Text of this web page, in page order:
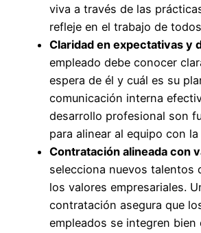
viva a través de las
refleje en el trabajo de
Claridad en expectativas y
empleado debe conocer
espera de él y cuál es su
comunicación interna
desarrollo profesional son
para alinear al equipo con
Contratación alineada con
selecciona nuevos talentos
los valores empresariales.
contratación asegura que
empleados se integren bien